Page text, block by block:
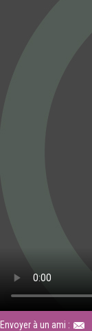
Envoyer à un ami :